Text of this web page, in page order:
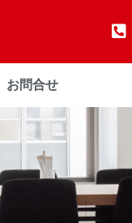
お問合せ